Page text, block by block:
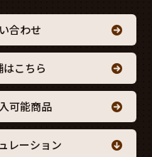
合わせ
こちら
可能商品
レーション